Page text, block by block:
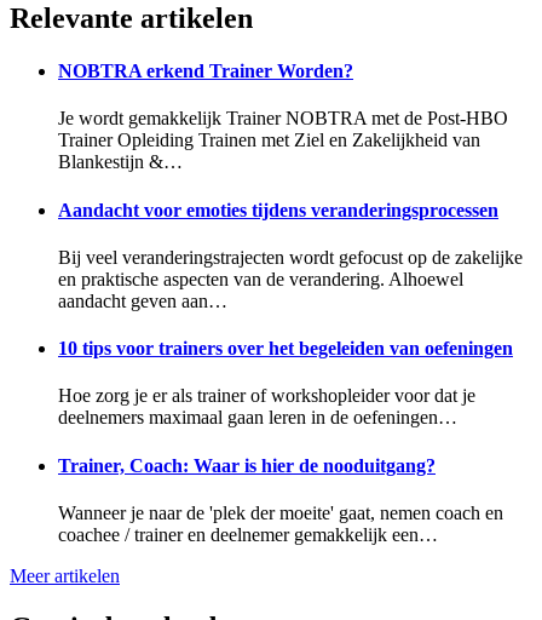
Relevante artikelen
NOBTRA erkend Trainer Worden?
Je wordt gemakkelijk Trainer NOBTRA met de Post-HBO
Trainer Opleiding Trainen met Ziel en Zakelijkheid van
Blankestijn &…
Aandacht voor emoties tijdens veranderingsprocessen
Bij veel veranderingstrajecten wordt gefocust op de zakelijke
en praktische aspecten van de verandering. Alhoewel
aandacht geven aan…
10 tips voor trainers over het begeleiden van oefeningen
Hoe zorg je er als trainer of workshopleider voor dat je
deelnemers maximaal gaan leren in de oefeningen…
Trainer, Coach: Waar is hier de nooduitgang?
Wanneer je naar de 'plek der moeite' gaat, nemen coach en
coachee / trainer en deelnemer gemakkelijk een…
Meer artikelen